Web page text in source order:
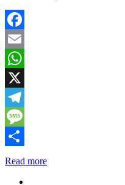
Facebook
Email
WhatsApp
X
Telegram
Message
Share
Read more